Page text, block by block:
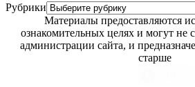
Рубрики
Материалы предоставляются
ознакомительных целях и могут не
администрации сайта, и
старше